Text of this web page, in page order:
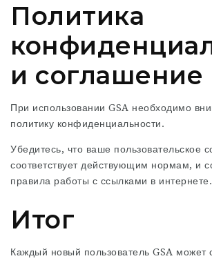
Политика
и соглашение
При использовании GSA необходимо
политику конфиденциальности.
Убедитесь, что ваше пользовательское
соответствует действующим нормам, и
правила работы с ссылками в интернете.
Итог
Каждый новый пользователь GSA может